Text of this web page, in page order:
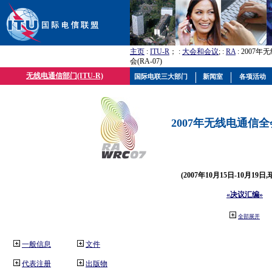
主页 : ITU-R ； : 大会和会议; : RA: 2007年
会(RA-07)
无线电通信部门(ITU-R)
2007年无线电通信
(2007年10月15日-10月19日,
«决议汇编»
全部展开
一般信息
代表注册
文件
出版物
国际电联三大部门 新闻室 各项活动